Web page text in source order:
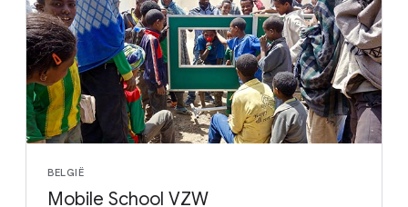
BELGIË
Mobile School VZW